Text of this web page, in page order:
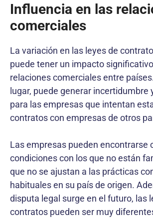
Influencia en las
comerciales
La variación en las leyes de
puede tener un impacto
relaciones comerciales entre
lugar, puede generar incertidumbre
para las empresas que intentan
contratos con empresas de otros
Las empresas pueden encontrarse
condiciones con los que no están
que no se ajustan a las prácticas
habituales en su país de origen.
disputa legal surge en el futuro, las
contratos pueden ser muy